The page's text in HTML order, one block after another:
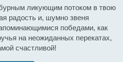
ликующим потоком в твою
радость и, шумно звеня
победами, как
на неожиданных перекатах,
счастливой!